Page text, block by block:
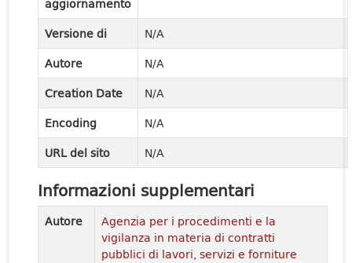
aggiornamento
Versione di
N/A
Autore
N/A
Creation Date
N/A
Encoding
N/A
URL del sito
N/A
Informazioni supplementari
Autore
Agenzia per i procedimenti e la
vigilanza in materia di contratti
pubblici di lavori, servizi e forniture